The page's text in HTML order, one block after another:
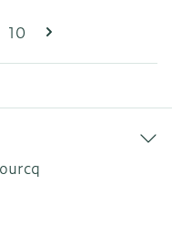
la page
Page
10